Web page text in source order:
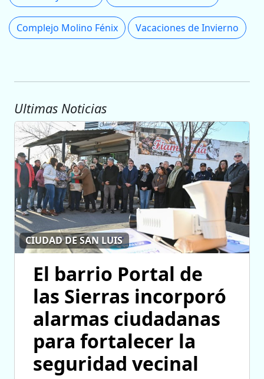
Complejo Molino Fénix Vacaciones de Invierno
Ultimas Noticias
CIUDAD DE SAN LUIS
El barrio Portal de
las Sierras incorporó
alarmas ciudadanas
para fortalecer la
seguridad vecinal